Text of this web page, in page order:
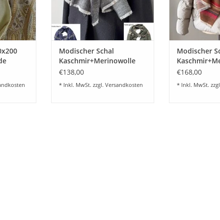
ZUM WARENKORB HINZUFÜGEN
Modischer Schal
Kaschmir+Merinowolle
gemustert - in 5 Farben
€138,00
* Inkl. MwSt. zzgl. Versandkosten
ZUM
Modischer
gemustert -
€168,00
* Inkl. MwSt.